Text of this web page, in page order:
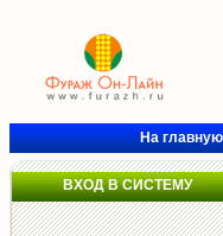
На главную
ВХОД В СИСТЕМУ